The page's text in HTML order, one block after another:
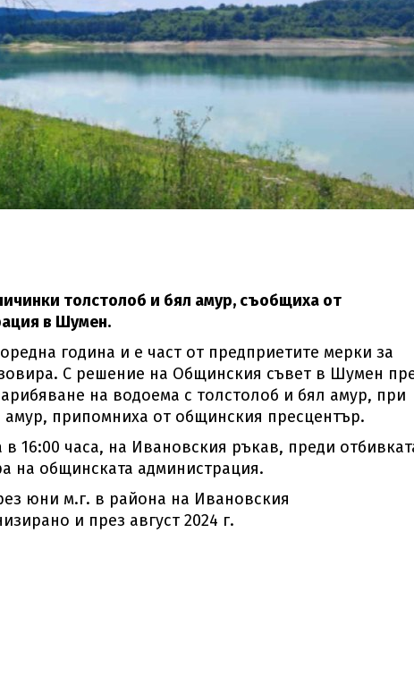
толстолоб и бял амур, съобщиха от
в Шумен.
година и е част от предприетите мерки за
С решение на Общинския съвет в Шумен
на водоема с толстолоб и бял амур, при
припомниха от общинския пресцентър.
16:00 часа, на Ивановския ръкав, преди
на общинската администрация.
юни м.г. в района на Ивановския
и през август 2024 г.